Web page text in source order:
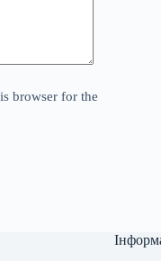
browser for the